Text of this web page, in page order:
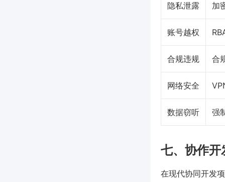
隐私泄露 加
账号越权
合规违规 合
网络安全
数据窃听 强
七、协作开
在现代协同开发